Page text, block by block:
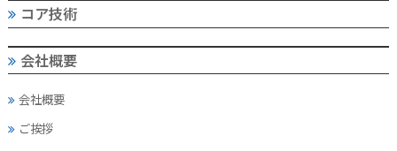
コア技術
会社概要
会社概要
ご挨拶